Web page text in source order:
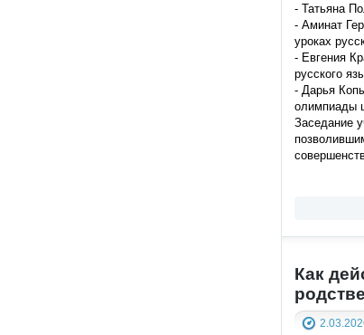
- Татьяна
- Аминат
уроках
- Евгения
русского
- Дарья
олимпиады
Заседание
Как